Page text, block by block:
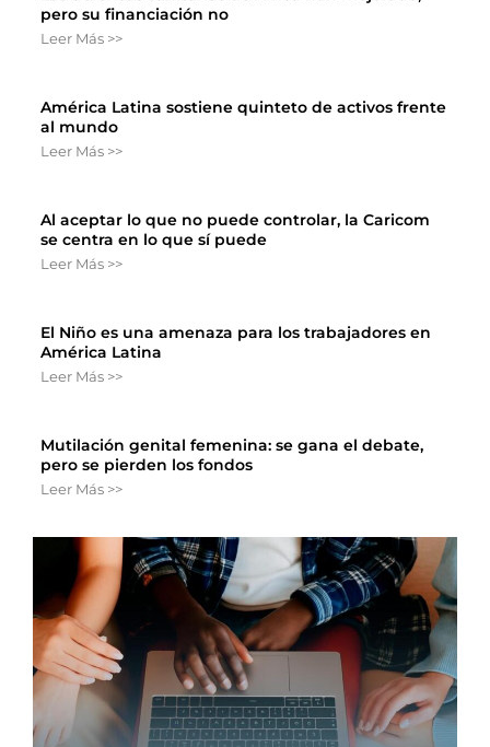
pero su financiación no
Leer Más >>
América Latina sostiene quinteto de activos frente
al mundo
Leer Más >>
Al aceptar lo que no puede controlar, la Caricom
se centra en lo que sí puede
Leer Más >>
El Niño es una amenaza para los trabajadores en
América Latina
Leer Más >>
Mutilación genital femenina: se gana el debate,
pero se pierden los fondos
Leer Más >>